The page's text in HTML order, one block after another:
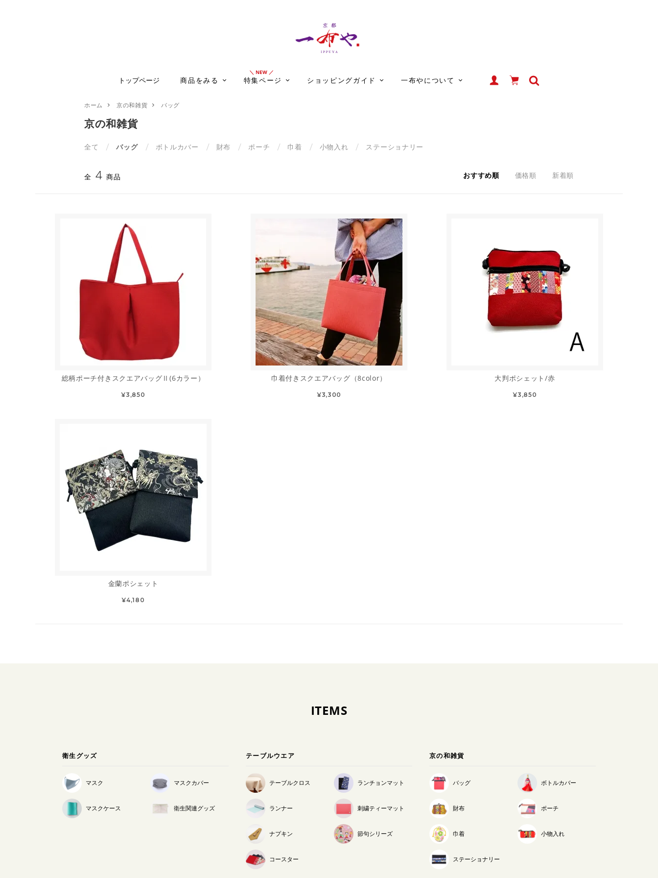
トップページ 商品をみる 特集ページ ショッピングガイド 一布やについて
ホーム 京の和雑貨 バッグ
京の和雑貨
全て バッグ ボトルカバー 財布 ポーチ 巾着 小物入れ ステーショナリー
全 4 商品 おすすめ順 価格順 新着順
総柄ポーチ付きスクエアバッグⅡ(6カラー）
¥3,850
巾着付きスクエアバッグ（8color）
¥3,300
大判ポシェット/赤
¥3,850
金蘭ポシェット
¥4,180
ITEMS
衛生グッズ
マスク マスクカバー
マスクケース 衛生関連グッズ
テーブルウエア
テーブルクロス ランチョンマット
ランナー 刺繍ティーマット
ナプキン 節句シリーズ
コースター
京の和雑貨
バッグ ボトルカバー
財布 ポーチ
巾着 小物入れ
ステーショナリー